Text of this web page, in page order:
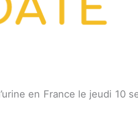
en France le jeudi 10